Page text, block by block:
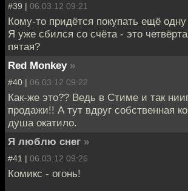
#39 | 06.03.12 09:21
Кому-то придётся покупать ещё одну
Я уже сбился со счёта - это
пятая?
Red Monkey »
#40 | 06.03.12 09:22
Как-же это?? Ведь в Стиме и так
продажи!! А тут вдруг собственная
душа окатило.
Я люблю снег »
#41 | 06.03.12 09:26
Комикс - огонь!